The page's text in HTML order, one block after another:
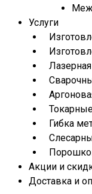
Услуги
Гибка
Акции и
Доставка и